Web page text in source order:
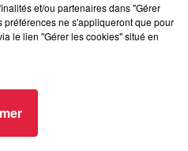
un cadre
à X
tournoi de
et/ou partenaires dans "Gérer
préférences ne s'appliqueront que pour
le lien "Gérer les cookies" situé en